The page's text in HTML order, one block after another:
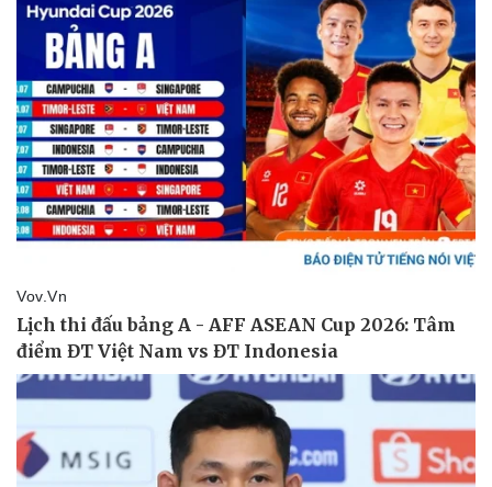
Doanh nghiệp
Thông tin doanh nghiệp
Doanh nghiệp 24h
Doanh nhân
Vì cộng đồng
Công nghệ
Sành điệu
Tin Công nghệ
Trải nghiệm
Chuyển đổi số